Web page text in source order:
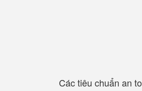
Các tiêu chuẩn an